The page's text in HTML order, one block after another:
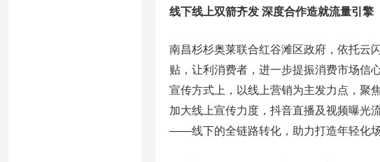
线下线上双箭齐发 深度合作造就流量引擎
南昌杉杉奥莱联合红谷滩区政府，依托云
贴，让利消费者，进一步提振消费市场信
宣传方式上，以线上营销为主发力点，聚
加大线上宣传力度，抖音直播及视频曝光
——线下的全链路转化，助力打造年轻化场